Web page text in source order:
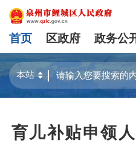
首页 区政府 政务公
育儿补贴申领